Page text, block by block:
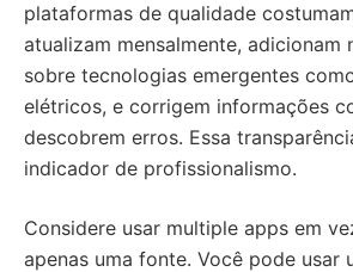
plataformas de qualidade
atualizam mensalmente, adicionam
sobre tecnologias emergentes
elétricos, e corrigem informações
descobrem erros. Essa
indicador de profissionalismo.
Considere usar multiple apps em
apenas uma fonte. Você pode usar